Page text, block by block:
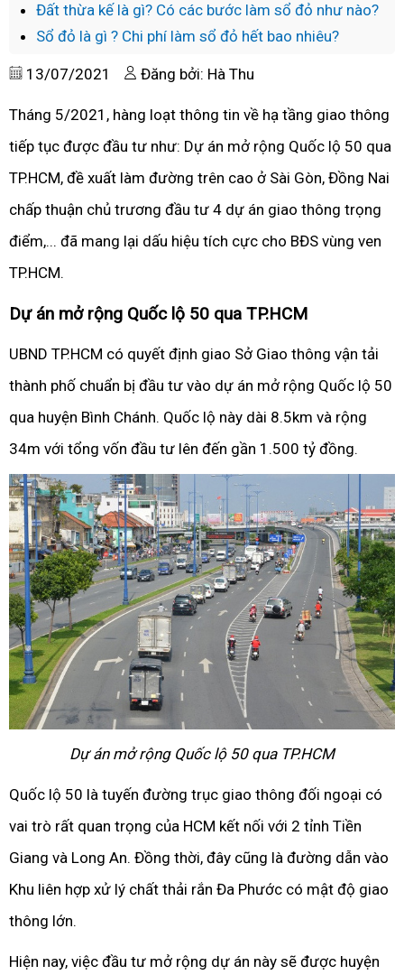
Đất thừa kế là gì? Có các bước làm sổ đỏ như nào?
Sổ đỏ là gì ? Chi phí làm sổ đỏ hết bao nhiêu?
13/07/2021 Đăng bởi: Hà Thu
Tháng 5/2021, hàng loạt thông tin về hạ tầng giao thông
tiếp tục được đầu tư như: Dự án mở rộng Quốc lộ 50 qua
TP.HCM, đề xuất làm đường trên cao ở Sài Gòn, Đồng Nai
chấp thuận chủ trương đầu tư 4 dự án giao thông trọng
điểm,... đã mang lại dấu hiệu tích cực cho BĐS vùng ven
TP.HCM.
Dự án mở rộng Quốc lộ 50 qua TP.HCM
UBND TP.HCM có quyết định giao Sở Giao thông vận tải
thành phố chuẩn bị đầu tư vào dự án mở rộng Quốc lộ 50
qua huyện Bình Chánh. Quốc lộ này dài 8.5km và rộng
34m với tổng vốn đầu tư lên đến gần 1.500 tỷ đồng.
Dự án mở rộng Quốc lộ 50 qua TP.HCM
Quốc lộ 50 là tuyến đường trục giao thông đối ngoại có
vai trò rất quan trọng của HCM kết nối với 2 tỉnh Tiền
Giang và Long An. Đồng thời, đây cũng là đường dẫn vào
Khu liên hợp xử lý chất thải rắn Đa Phước có mật độ giao
thông lớn.
Hiện nay, việc đầu tư mở rộng dự án này sẽ được huyện